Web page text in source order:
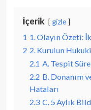
İçerik gizle
1 1. Olayın Özeti:
2 2. Kurulun
2.1 A. Tespit
2.2 B. Donanım
Hataları
2.3 C. 5 Aylık